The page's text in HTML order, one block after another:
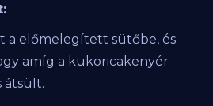
a előmelegített sütőbe, és
amíg a kukoricakenyér
átsült.